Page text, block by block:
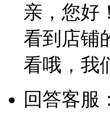
亲，您好
看到店铺
看哦，我
回答客服